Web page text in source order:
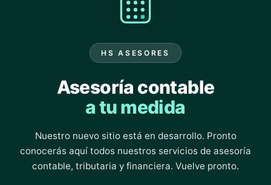
HS ASESORES
Asesoría contable
a tu medida
Nuestro nuevo sitio está en desarrollo. Pronto
conocerás aquí todos nuestros servicios de asesoría
contable, tributaria y financiera. Vuelve pronto.